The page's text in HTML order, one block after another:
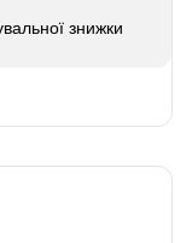
знижки